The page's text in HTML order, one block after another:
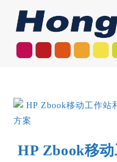
HP Zbook移